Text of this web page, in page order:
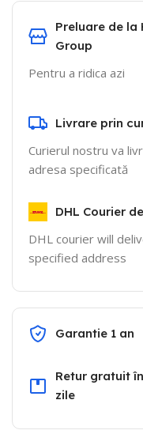
Preluare de la
Group
Pentru a ridica azi
Livrare prin
Curierul nostru va
adresa specificată
DHL Courier
DHL courier will
specified address
Garantie 1 an
Retur gratuit
zile